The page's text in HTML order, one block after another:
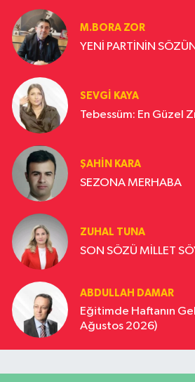
M.BORA ZOR
YENİ PARTİNİN
SEVGI KAYA
Tebessüm: En Güzel
ŞAHIN KARA
SEZONA MERHABA
ZUHAL TUNA
SON SÖZÜ MİLLET
ABDULLAH DAMAR
Eğitimde Haftanın
Ağustos 2026)